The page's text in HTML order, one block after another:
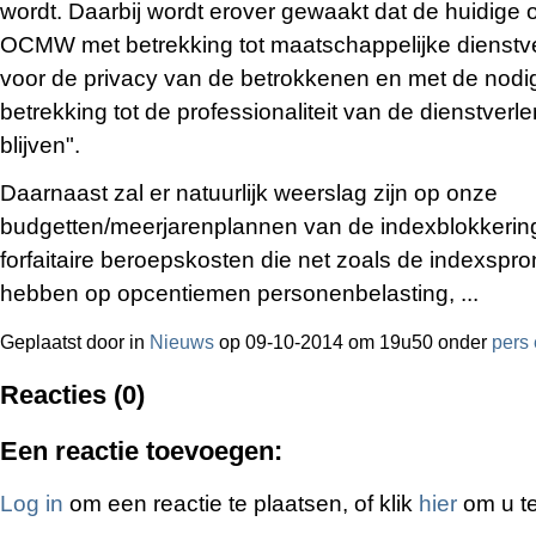
wordt. Daarbij wordt erover gewaakt dat de huidige
OCMW met betrekking tot maatschappelijke
voor de privacy van de betrokkenen en met de
betrekking tot de professionaliteit van de
blijven".
Daarnaast zal er natuurlijk weerslag zijn op onze
budgetten/meerjarenplannen van de
forfaitaire beroepskosten die net zoals de
hebben op opcentiemen personenbelasting, ...
Geplaatst door in Nieuws op 09-10-2014 om 19u50 onder pers
Reacties (0)
Een reactie toevoegen:
Log in om een reactie te plaatsen, of klik hier om u